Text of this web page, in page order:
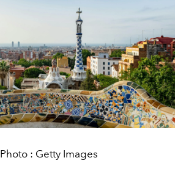
Photo : Getty Images